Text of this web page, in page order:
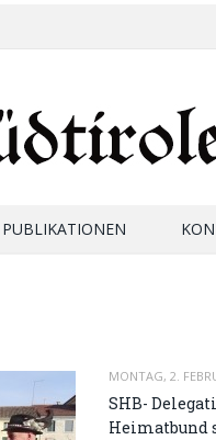
PUBLIKATIONEN
MONTAG, 2.
SHB-
Heimatbund